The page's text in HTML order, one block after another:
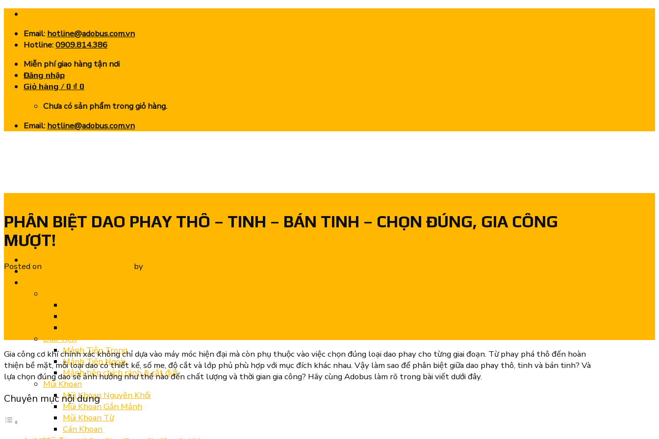
Skip
contentEmail: hotline@adobus.com.vn
Hotline:0909.814.386
Miễn phí giao hàng tận nơi
Đăng nhập
Giỏ hàng / 0 ₫ 0
Chưa có sản phẩm trong giỏ hàng.
Email: hotline@adobus.com.vn
Giới thiệu
Dao Tiện
Mảnh Tiện Trong
Mảnh Tiện Ngoài
Mảnh tiện chích rãnh & cắt đứt
Mũi Khoan
Mũi Khoan Nguyên Khối
Mũi Khoan Gắn Mảnh
Mũi Khoan Từ
Cán Khoan
PHÂN BIỆT DAO PHAY THÔ – TINH – BÁN TINH – CHỌN ĐÚNG, GIA CÔNG
MƯỢT!
Posted on by
Gia công cơ khí chính xác không chỉ dựa vào máy móc hiện đại mà còn phụ thuộc vào việc chọn đúng loại dao phay cho từng giai đoạn. Từ phay phá thô đến hoàn
thiện bề mặt, mỗi loại dao có thiết kế, số me, độ cắt và lớp phủ phù hợp với mục đích khác nhau. Vậy làm sao để phân biệt giữa dao phay thô, tinh và bán tinh? Và
lựa chọn đúng dao sẽ ảnh hưởng như thế nào đến chất lượng và thời gian gia công? Hãy cùng Adobus làm rõ trong bài viết dưới đây.
Chuyên mục nội dung